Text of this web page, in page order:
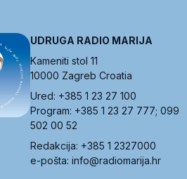
UDRUGA RADIO MARIJA
Kameniti stol 11
10000 Zagreb Croatia
Ured: +385 1 23 27 100
Program: +385 1 23 27 777; 099
502 00 52
Redakcija: +385 1 2327000
e-pošta: info@radiomarija.hr